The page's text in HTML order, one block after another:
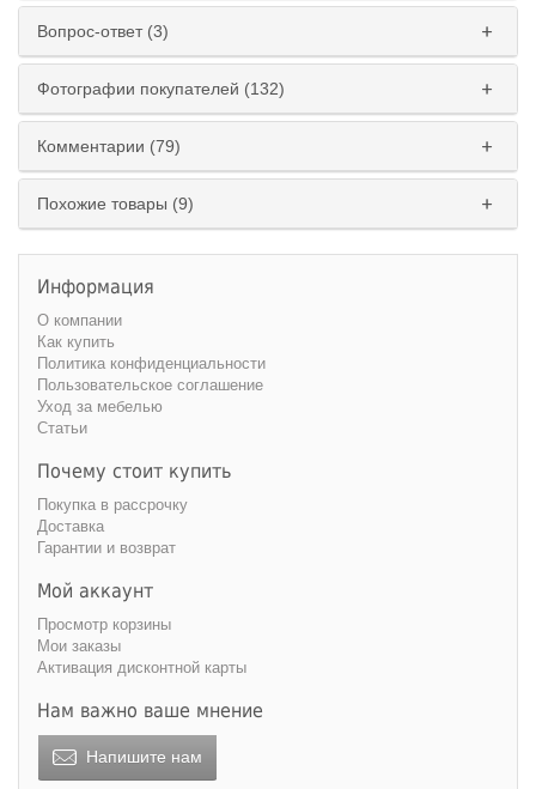
Ширина:
150 см 160 см 170 см
Высота:
Вопрос-ответ (3)
Фотографии покупателей (132)
Комментарии (79)
Похожие товары (9)
Информация
О компании
Как купить
Политика конфиденциальности
Пользовательское соглашение
Уход за мебелью
Статьи
Почему стоит купить
Покупка в рассрочку
Доставка
Гарантии и возврат
Мой аккаунт
Просмотр корзины
Мои заказы
Активация дисконтной карты
Нам важно ваше мнение
Напишите нам